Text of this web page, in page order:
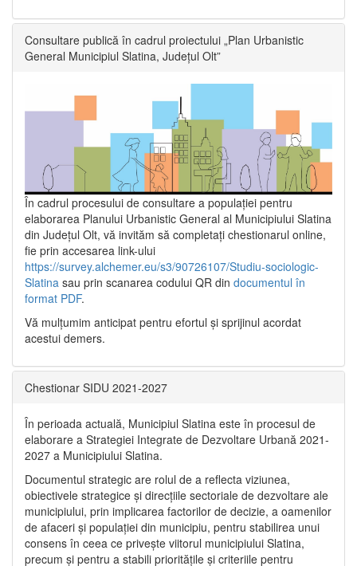
Consultare publică în cadrul proiectului „Plan Urbanistic
General Municipiul Slatina, Județul Olt”
În cadrul procesului de consultare a populaţiei pentru
elaborarea Planului Urbanistic General al Municipiului Slatina
din Județul Olt, vă invităm să completați chestionarul online,
fie prin accesarea link-ului
https://survey.alchemer.eu/s3/90726107/Studiu-sociologic-
Slatina sau prin scanarea codului QR din documentul în
format PDF.
Vă mulţumim anticipat pentru efortul şi sprijinul acordat
acestui demers.
Chestionar SIDU 2021-2027
În perioada actuală, Municipiul Slatina este în procesul de
elaborare a Strategiei Integrate de Dezvoltare Urbană 2021‐
2027 a Municipiului Slatina.
Documentul strategic are rolul de a reflecta viziunea,
obiectivele strategice și direcțiile sectoriale de dezvoltare ale
municipiului, prin implicarea factorilor de decizie, a oamenilor
de afaceri și populației din municipiu, pentru stabilirea unui
consens în ceea ce privește viitorul municipiului Slatina,
precum și pentru a stabili prioritățile și criteriile pentru